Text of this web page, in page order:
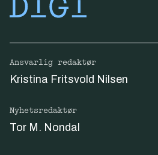
Ansvarlig redaktør
Kristina Fritsvold Nilsen
Nyhetsredaktør
Tor M. Nondal